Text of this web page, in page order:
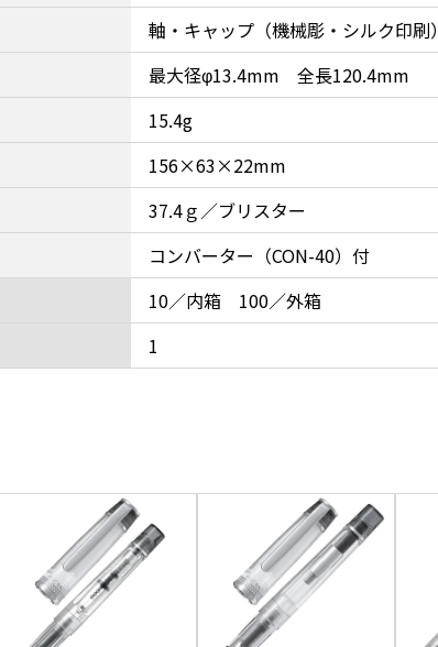
軸・キャップ（機械彫・シルク印刷
最大径φ13.4mm 全長120.4mm
15.4g
156×63×22mm
37.4ｇ／ブリスター
コンバーター（CON-40）付
10／内箱 100／外箱
1